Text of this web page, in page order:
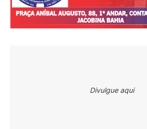
Divulgue aqui